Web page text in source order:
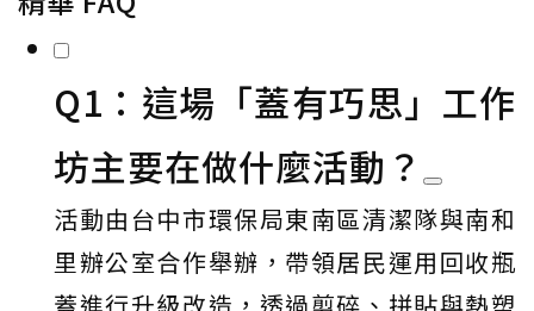
Q1：這場「蓋有巧思」工作
坊主要在做什麼活動？
活動由台中市環保局東南區清潔隊與南和
里辦公室合作舉辦，帶領居民運用回收瓶